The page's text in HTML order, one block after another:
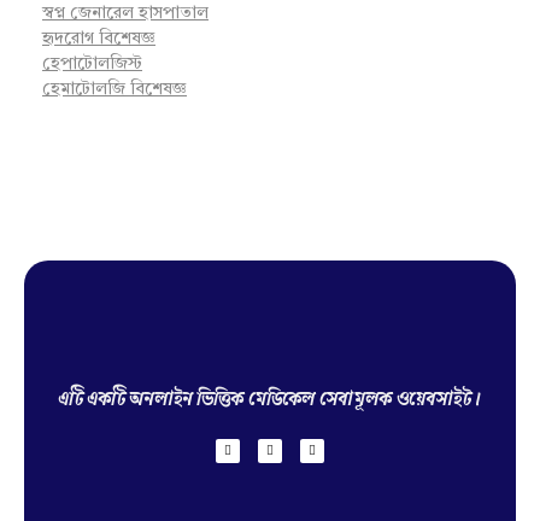
স্বপ্ন জেনারেল হাসপাতাল
হৃদরোগ বিশেষজ্ঞ
হেপাটোলজিস্ট
হেমাটোলজি বিশেষজ্ঞ
এটি একটি অনলাইন ভিত্তিক মেডিকেল সেবামূলক ওয়েবসাইট।